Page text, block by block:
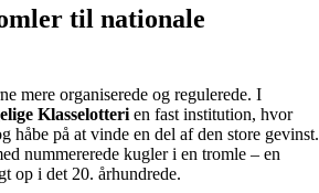
til nationale
mere organiserede og regulerede. I
Klasselotterien fast institution, hvor
håbe på at vinde en del af den store gevinst.
nummererede kugler i en tromle – en
op i det 20. århundrede.